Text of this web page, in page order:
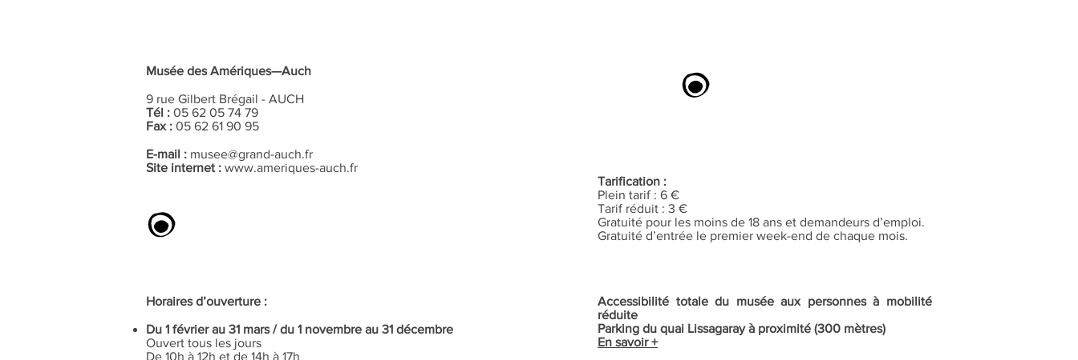
Musée des Amériques—Auch
9 rue Gilbert Brégail - AUCH
Tél : 05 62 05 74 79
Fax : 05 62 61 90 95
E-mail : musee@grand-auch.fr
Site internet : www.ameriques-auch.fr
Horaires d’ouverture :
Du 1 février au 31 mars / du 1 novembre au 31 décembre
Ouvert tous les jours
De 10h à 12h et de 14h à 17h
Tarification :
Plein tarif : 6 €
Tarif réduit : 3 €
Gratuité pour les moins de 18 ans et demandeurs d’emploi.
Gratuité d’entrée le premier week-end de chaque mois.
Accessibilité totale du musée aux personnes à mobilité
réduite
Parking du quai Lissagaray à proximité (300 mètres)
En savoir +